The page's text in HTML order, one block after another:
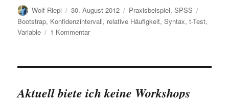
Autor
Wolf Riepl
Veröffentlicht
am
30. August 2012 Kategorien
Praxisbeispiel,SPSS
Bootstrap, Konfidenzintervall, relative Häufigkeit,Syntax,t-Test,
Variable
1 Kommentarzu
man
relative
Aktuell biete ich keine Workshops